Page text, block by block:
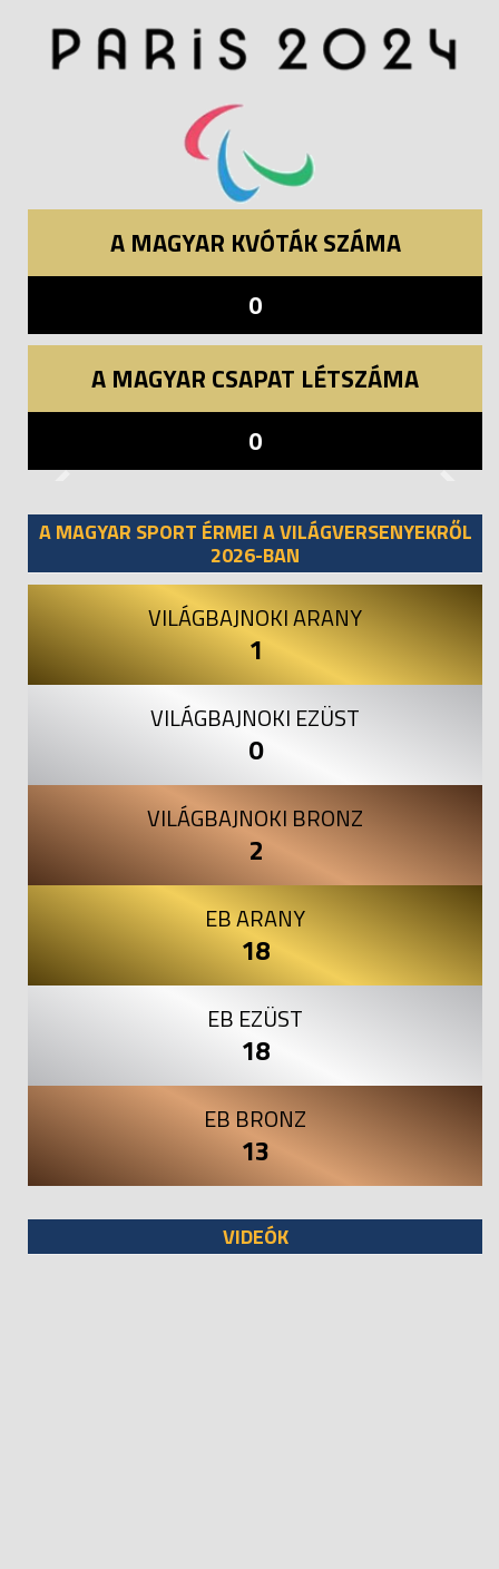
A MAGYAR KVÓTÁK SZÁMA
0
A MAGYAR CSAPAT LÉTSZÁMA
0
A MAGYAR SPORT ÉRMEI A VILÁGVERSENYEKRŐL
2026-BAN
VILÁGBAJNOKI ARANY
1
VILÁGBAJNOKI EZÜST
0
VILÁGBAJNOKI BRONZ
2
EB ARANY
18
EB EZÜST
18
EB BRONZ
13
VIDEÓK